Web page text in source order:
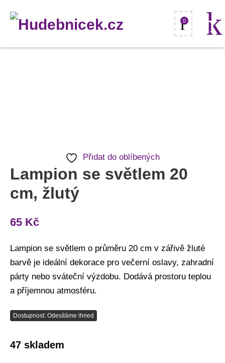
0
Přidat do oblíbených
Lampion se světlem 20
cm, žlutý
65 Kč
Lampion se světlem o průměru 20 cm v zářivě žluté
barvě je ideální dekorace pro večerní oslavy, zahradní
párty nebo sváteční výzdobu. Dodává prostoru teplou
a příjemnou atmosféru.
Dostupnost: Odesíláme ihned
47 skladem